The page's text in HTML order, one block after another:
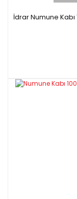
İdrar Numune